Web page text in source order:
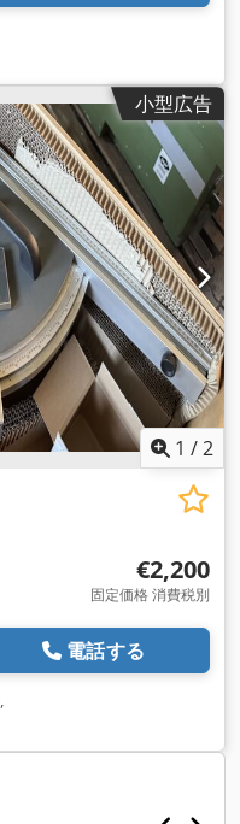
小型広告
1 /2
€2,200
固定価格 消費税別
電話する
,